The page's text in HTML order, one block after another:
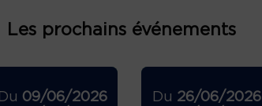
Les prochains événements
Du 09/06/2026
Du 26/06/2026